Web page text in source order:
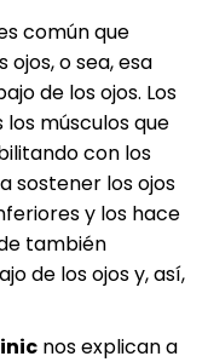
común que
o sea, esa
de los ojos. Los
músculos que
con los
sostener los ojos
y los hace
también
de los ojos y, así,
nos explican a